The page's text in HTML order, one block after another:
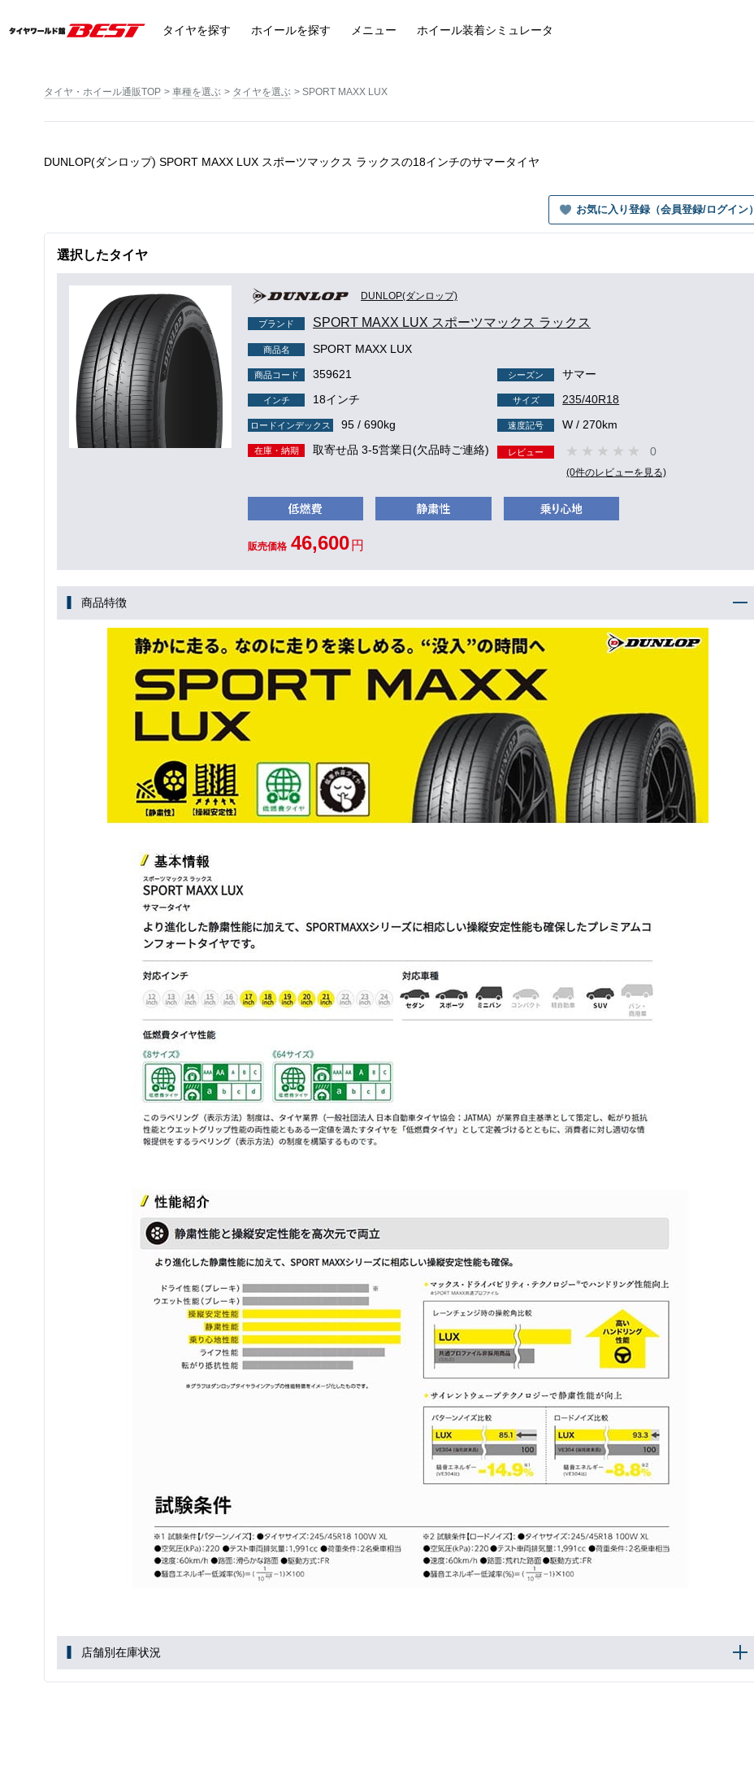
タイヤを探す ホイールを探す メニュー ホイール装着シミュレータ
タイヤ・ホイール通販TOP 車種を選ぶ タイヤを選ぶ SPORT MAXX LUX
DUNLOP(ダンロップ) SPORT MAXX LUX スポーツマックス ラックスの18インチのサマータイヤ
お気に入り登録（会員登録/ログイン）
選択したタイヤ
DUNLOP(ダンロップ)
ブランド SPORT MAXX LUX スポーツマックス ラックス
商品名 SPORT MAXX LUX
商品コード 359621 シーズン サマー
インチ 18インチ サイズ 235/40R18
ロードインデックス 95 / 690kg 速度記号 W / 270km
在庫・納期 取寄せ品 3-5営業日(欠品時ご連絡) レビュー 0
(0件のレビューを見る)
販売価格 46,600 円
商品特徴
店舗別在庫状況